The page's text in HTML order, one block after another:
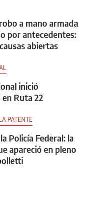
a mano armada
por antecedentes:
abiertas
inició
Ruta 22
PATENTE
Policía Federal: la
apareció en pleno